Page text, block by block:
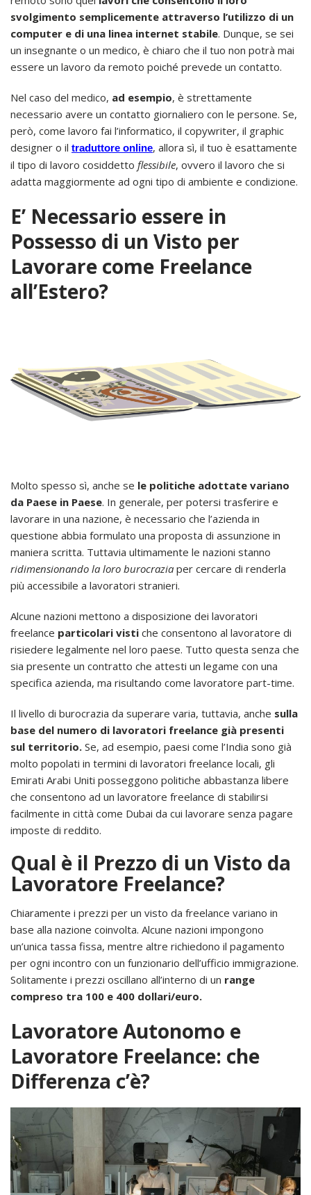
svolgimento semplicemente attraverso l’utilizzo di un
computer e di una linea internet stabile. Dunque, se sei
un insegnante o un medico, è chiaro che il tuo non potrà mai
essere un lavoro da remoto poiché prevede un contatto.
Nel caso del medico, ad esempio, è strettamente
necessario avere un contatto giornaliero con le persone. Se,
però, come lavoro fai l’informatico, il copywriter, il graphic
designer o il traduttore online, allora sì, il tuo è esattamente
il tipo di lavoro cosiddetto flessibile, ovvero il lavoro che si
adatta maggiormente ad ogni tipo di ambiente e condizione.
E’ Necessario essere in
Possesso di un Visto per
Lavorare come Freelance
all’Estero?
Molto spesso sì, anche se le politiche adottate variano
da Paese in Paese. In generale, per potersi trasferire e
lavorare in una nazione, è necessario che l’azienda in
questione abbia formulato una proposta di assunzione in
maniera scritta. Tuttavia ultimamente le nazioni stanno
ridimensionando la loro burocrazia per cercare di renderla
più accessibile a lavoratori stranieri.
Alcune nazioni mettono a disposizione dei lavoratori
freelance particolari visti che consentono al lavoratore di
risiedere legalmente nel loro paese. Tutto questa senza che
sia presente un contratto che attesti un legame con una
specifica azienda, ma risultando come lavoratore part-time.
Il livello di burocrazia da superare varia, tuttavia, anche sulla
base del numero di lavoratori freelance già presenti
sul territorio. Se, ad esempio, paesi come l’India sono già
molto popolati in termini di lavoratori freelance locali, gli
Emirati Arabi Uniti posseggono politiche abbastanza libere
che consentono ad un lavoratore freelance di stabilirsi
facilmente in città come Dubai da cui lavorare senza pagare
imposte di reddito.
Qual è il Prezzo di un Visto da
Lavoratore Freelance?
Chiaramente i prezzi per un visto da freelance variano in
base alla nazione coinvolta. Alcune nazioni impongono
un’unica tassa fissa, mentre altre richiedono il pagamento
per ogni incontro con un funzionario dell’ufficio immigrazione.
Solitamente i prezzi oscillano all’interno di un range
compreso tra 100 e 400 dollari/euro.
Lavoratore Autonomo e
Lavoratore Freelance: che
Differenza c’è?